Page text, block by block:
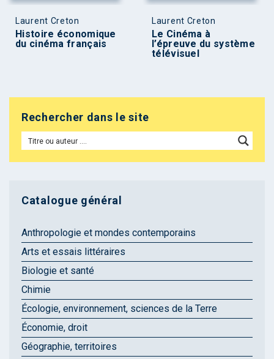
Laurent Creton
Histoire économique
du cinéma français
Laurent Creton
Le Cinéma à
l’épreuve du système
télévisuel
Rechercher dans le site
Catalogue général
Anthropologie et mondes contemporains
Arts et essais littéraires
Biologie et santé
Chimie
Écologie, environnement, sciences de la Terre
Économie, droit
Géographie, territoires